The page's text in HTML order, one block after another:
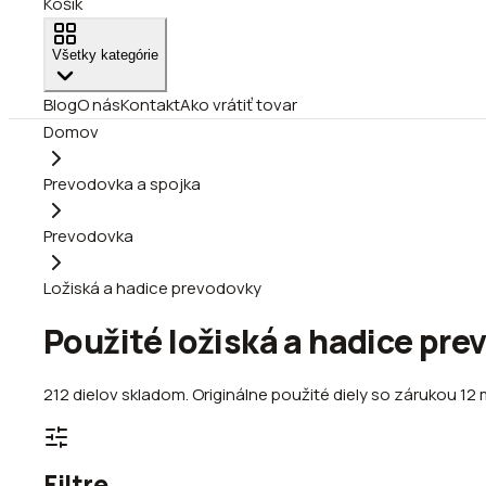
Všetky kategórie
BlogO násKontaktAko vrátiť tovar
Domov
Prevodovka a spojka
Prevodovka
Ložiská a hadice prevodovky
Použité ložiská a hadice
212dielovskladom.Originálne použité diely so zárukou 12